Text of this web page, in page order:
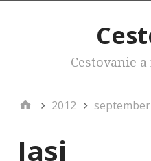
Cestovanie
2012 september
Iasi